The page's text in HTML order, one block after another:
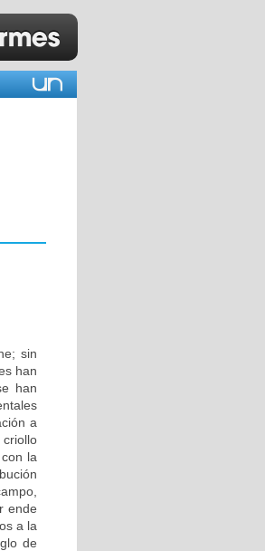
sin
han
han
a
la
ende
a la
de